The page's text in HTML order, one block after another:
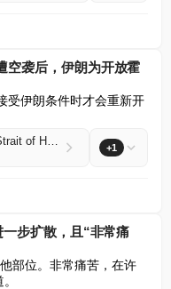
空袭后，伊朗为开放霍
受伊朗条件时才会重新开
Iran sets conditions for opening Strait of Hormuz after UAE says one of its ships was targeted by airstrike +1
一步扩散，且“非常痛
部位。非常痛苦，在许